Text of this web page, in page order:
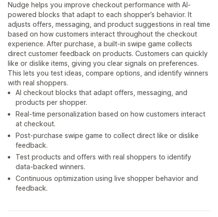
Nudge helps you improve checkout performance with AI-
powered blocks that adapt to each shopper’s behavior. It
adjusts offers, messaging, and product suggestions in real time
based on how customers interact throughout the checkout
experience. After purchase, a built-in swipe game collects
direct customer feedback on products. Customers can quickly
like or dislike items, giving you clear signals on preferences.
This lets you test ideas, compare options, and identify winners
with real shoppers.
AI checkout blocks that adapt offers, messaging, and
products per shopper.
Real-time personalization based on how customers interact
at checkout.
Post-purchase swipe game to collect direct like or dislike
feedback.
Test products and offers with real shoppers to identify
data-backed winners.
Continuous optimization using live shopper behavior and
feedback.